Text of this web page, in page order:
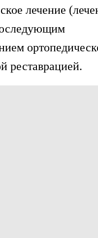
лечение
реставрацией.